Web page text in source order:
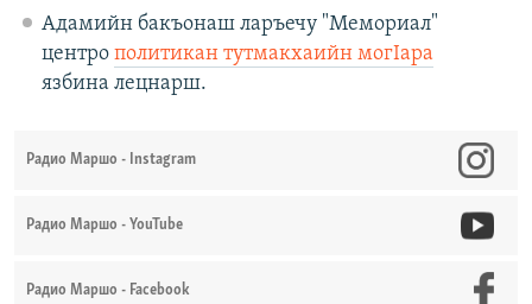
Адамийн бакъонаш ларъечу "Мемориал"
центро политикан тутмакхаийн могIара
язбина лецнарш.
Радио Маршо - Instagram
Радио Маршо - YouTube
Радио Маршо - Facebook